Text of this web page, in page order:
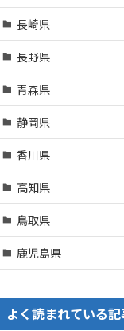
長崎県
長野県
青森県
静岡県
香川県
高知県
鳥取県
鹿児島県
よく読まれている